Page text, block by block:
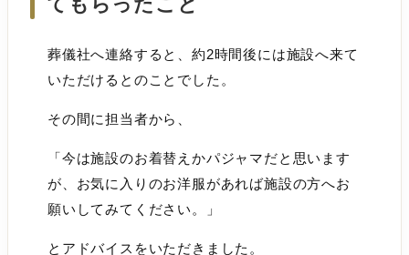
葬儀社へ連絡すると、約2時間後には施設へ来て
いただけるとのことでした。
その間に担当者から、
「今は施設のお着替えかパジャマだと思います
が、お気に入りのお洋服があれば施設の方へお
願いしてみてください。」
とアドバイスをいただきました。